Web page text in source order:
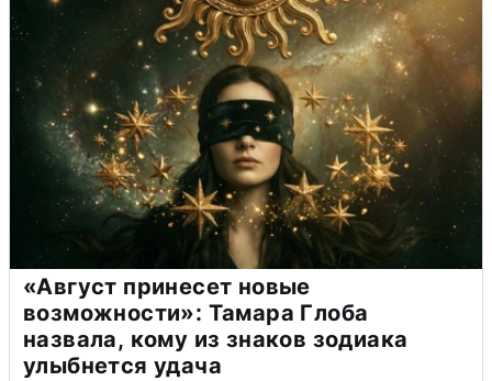
«Август принесет новые
возможности»: Тамара Глоба
назвала, кому из знаков зодиака
улыбнется удача